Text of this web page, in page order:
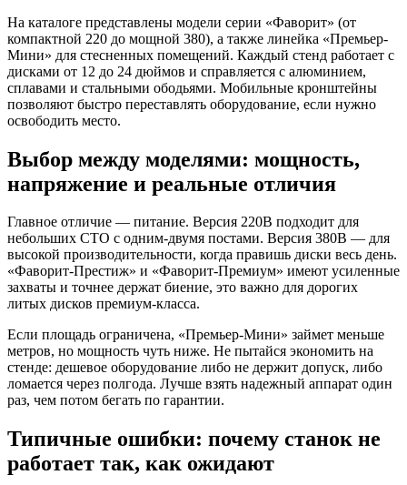
На каталоге представлены модели серии «Фаворит» (от
компактной 220 до мощной 380), а также линейка «Премьер-
Мини» для стесненных помещений. Каждый стенд работает с
дисками от 12 до 24 дюймов и справляется с алюминием,
сплавами и стальными ободьями. Мобильные кронштейны
позволяют быстро переставлять оборудование, если нужно
освободить место.
Выбор между моделями: мощность,
напряжение и реальные отличия
Главное отличие — питание. Версия 220В подходит для
небольших СТО с одним-двумя постами. Версия 380В — для
высокой производительности, когда правишь диски весь день.
«Фаворит-Престиж» и «Фаворит-Премиум» имеют усиленные
захваты и точнее держат биение, это важно для дорогих
литых дисков премиум-класса.
Если площадь ограничена, «Премьер-Мини» займет меньше
метров, но мощность чуть ниже. Не пытайся экономить на
стенде: дешевое оборудование либо не держит допуск, либо
ломается через полгода. Лучше взять надежный аппарат один
раз, чем потом бегать по гарантии.
Типичные ошибки: почему станок не
работает так, как ожидают